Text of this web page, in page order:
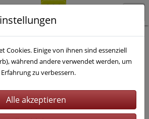
Cookies. Einige von ihnen sind essenziell
während andere verwendet werden, um
zu verbessern.